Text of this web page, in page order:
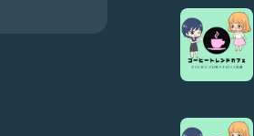
ページ→「メン